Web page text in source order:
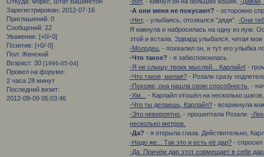
Зарегистрирован: 2012-07-16
Приглашений: 0
Сообщений: 22
Уважение: [+0/-0]
Позитив: [+0/-0]
Пол: Женский
Возраст: 30 [1996-05-04]
Провел на форуме:
2 часа 28 минут
Последний визит:
2012-09-09 05:03:46
-А они меня не покусают? - осторожно
-Нет, - улыбаясь, отозвался "дядя".-Они
Я кивнула и набросилась на одну из пум.
этой и встала. Эдвард улыбался, читая
-Молодец, - похвалил он, и тут его улыбка
-Что такое? - я забеспокоилась.
-Я не слышу твоих мыслей... Карлайл! -
-Что такое, милая? - Розали сразу
-Похоже, она нашла свою способность, -
-Хм...
- Карлайл отошёл на несколько
-Что ты делаешь, Карлайл? - вскрикнула
-Это невероятно, - прошептала Розали.-
несколько метров.
-Да? - я открыла глаза. Действительно,
-Надо же... Так это и есть её дар? -
-Да. Причём дар этот совмещает в себе